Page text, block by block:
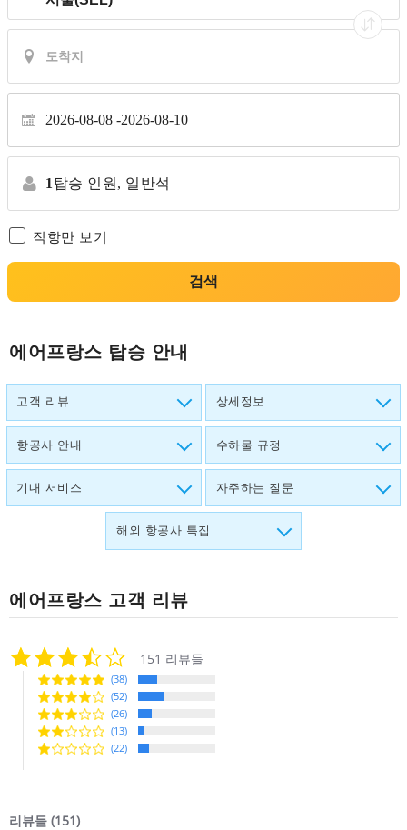
2026-08-08 2026-08-10
1 탑승 인원, 일반석
직항만 보기
검색
에어프랑스 탑승 안내
고객 리뷰 상세정보
항공사 안내 수하물 규정
기내 서비스 자주하는 질문
해외 항공사 특집
에어프랑스 고객 리뷰
3.5
star
rating
151 리뷰들
(38)
(52)
(26)
(13)
(22)
리뷰들 (151)